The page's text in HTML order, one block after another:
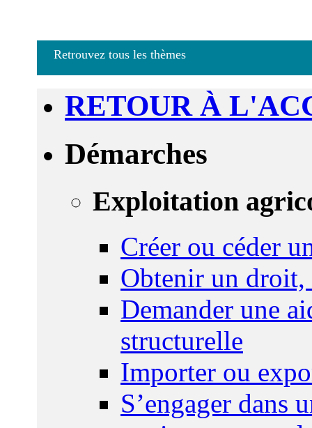
Retrouvez tous les thèmes
RETOUR À
Démarches
Exploitation
Créer ou céder
Obtenir un droit,
Demander une
structurelle
Importer ou
S’engager dans